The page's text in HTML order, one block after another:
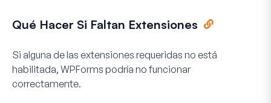
Qué Hacer Si Faltan Extensiones
Si alguna de las extensiones requeridas no está
habilitada, WPForms podría no funcionar
correctamente.